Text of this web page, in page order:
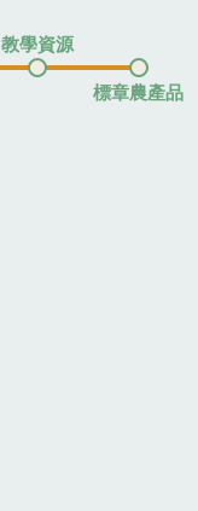
教學資源
標章農產品